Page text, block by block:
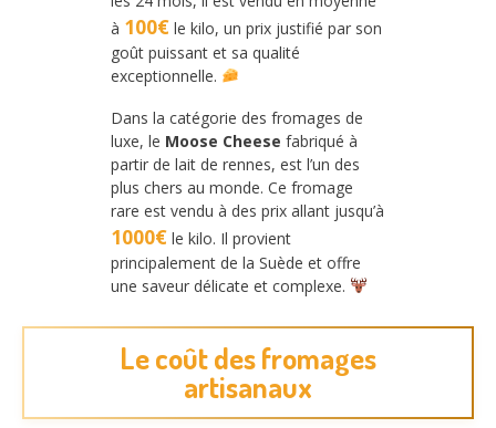
à 100€ le kilo, un prix justifié par son
goût puissant et sa qualité
exceptionnelle.
Dans la catégorie des fromages de
luxe, le Moose Cheese fabriqué à
partir de lait de rennes, est l’un des
plus chers au monde. Ce fromage
rare est vendu à des prix allant jusqu’à
1000€ le kilo. Il provient
principalement de la Suède et offre
une saveur délicate et complexe.
Le coût des fromages
artisanaux